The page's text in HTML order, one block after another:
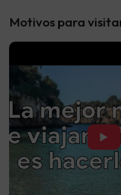
Motivos para
▶